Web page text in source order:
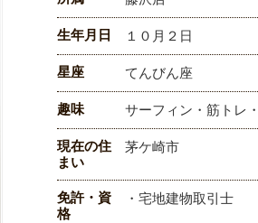
生年月日 １０月２日
星座 てんびん座
趣味 サーフィン・筋トレ
現在の住
まい
茅ケ崎市
免許・資
格
・宅地建物取引士